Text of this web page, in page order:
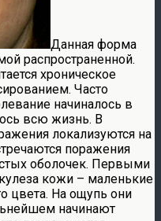
Данная форма
распространенной.
хроническое
Часто
начиналось в
всю жизнь. В
локализуются на
поражения
оболочек. Первыми
кожи – маленькие
цвета. На ощупь они
начинают